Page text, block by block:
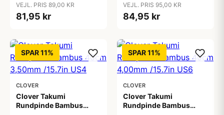
US1Â½
VEJL. PRIS 89,00 KR
81,95 kr
US2Â½
VEJL. PRIS 95,00 KR
84,95 kr
SPAR 11%
CLOVER
Clover Takumi
Rundpinde Bambus
SPAR 11%
CLOVER
Clover Takumi
Rundpinde Bambus